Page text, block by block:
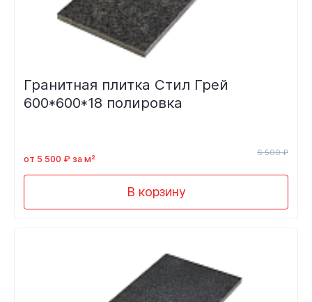
Гранитная плитка Стил Грей
600*600*18 полировка
от 5 500 ₽ за м²
6 500 ₽
В корзину